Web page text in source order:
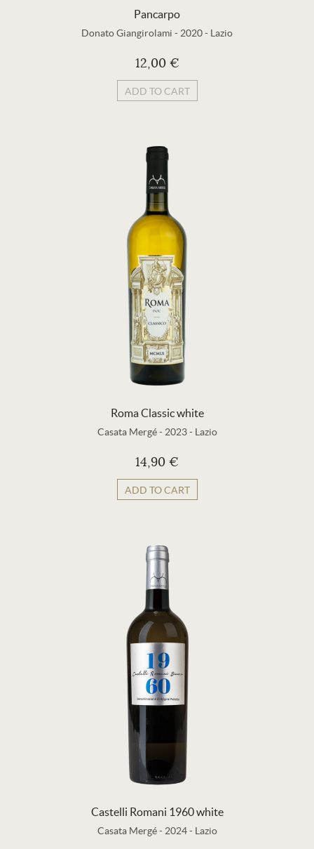
Pancarpo
Donato Giangirolami - 2020- Lazio
12,00 €
ADD TO CART
Roma Classic white
Casata Mergé - 2023- Lazio
14,90 €
ADD TO CART
Castelli Romani 1960 white
Casata Mergé - 2024- Lazio